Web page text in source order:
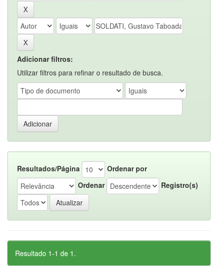
Adicionar filtros:
Utilizar filtros para refinar o resultado de busca.
Resultados/Página
Ordenar por
Ordenar
Registro(s)
Resultado 1-1 de 1.